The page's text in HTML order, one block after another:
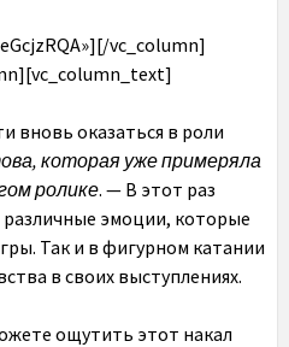
vc_column]
вновь оказаться в роли
которая уже примеряла
ролике. — В этот раз
эмоции, которые
Так и в фигурном катании
в своих выступлениях.
ощутить этот накал